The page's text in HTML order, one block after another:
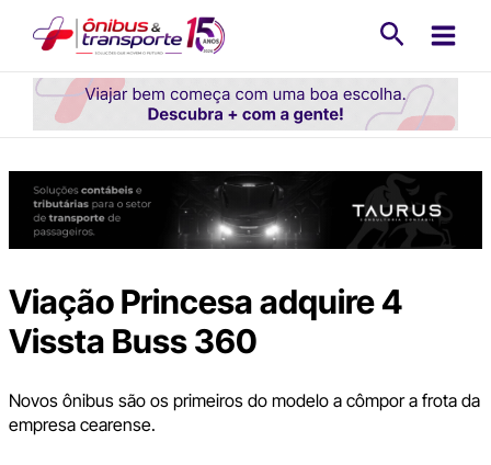
conteúdo
Viação Princesa adquire 4
Vissta Buss 360
Novos ônibus são os primeiros do modelo a cômpor a frota da
empresa cearense.